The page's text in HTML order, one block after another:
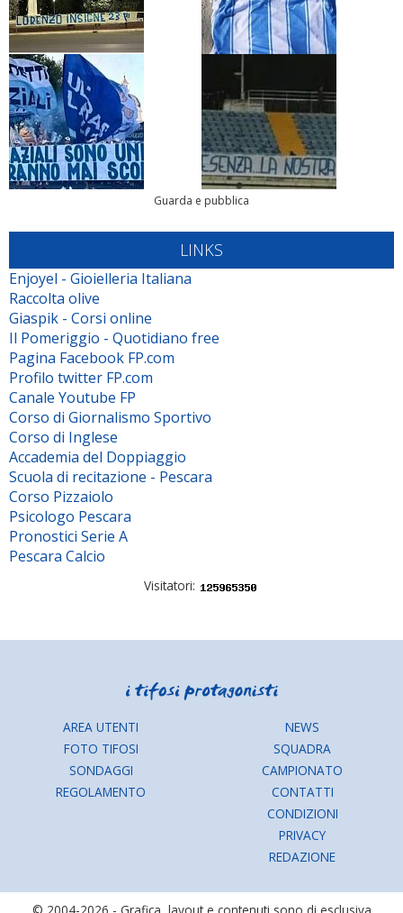
Guarda e pubblica
LINKS
Enjoyel - Gioielleria Italiana
Raccolta olive
Giaspik - Corsi online
Il Pomeriggio - Quotidiano free
Pagina Facebook FP.com
Profilo twitter FP.com
Canale Youtube FP
Corso di Giornalismo Sportivo
Corso di Inglese
Accademia del Doppiaggio
Scuola di recitazione - Pescara
Corso Pizzaiolo
Psicologo Pescara
Pronostici Serie A
Pescara Calcio
Visitatori:
AREA UTENTI
FOTO TIFOSI
SONDAGGI
REGOLAMENTO
NEWS
SQUADRA
CAMPIONATO
CONTATTI
CONDIZIONI
PRIVACY
REDAZIONE